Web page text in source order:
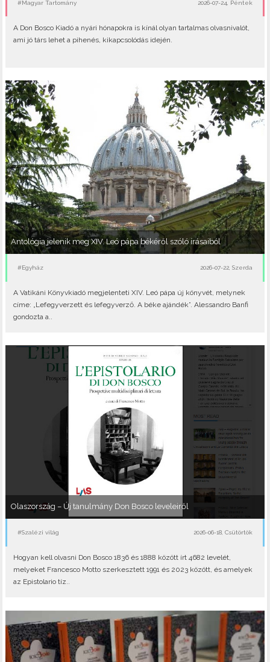
#Magyar Tartomány 2026-07-24, Péntek
A Don Bosco Kiadó a nyári hónapokra is kínál olyan tartalmas olvasnivalót,
ami jó társ lehet a pihenés, kikapcsolódás idején.
Antológia jelenik meg XIV. Leó pápa békéről szóló írásaiból
#Egyház 2026-07-22, Szerda
A Vatikáni Könyvkiadó megjelenteti XIV. Leó pápa új könyvét, melynek
címe: „Lefegyverzett és lefegyverző. A béke ajándék”. Alessandro Banfi
gondozta a..
Olaszország – Új tanulmány Don Bosco leveleiről
#Szalézi világ 2026-06-18, Csütörtök
Hogyan kell olvasni Don Bosco 1836 és 1888 között írt 4682 levelét,
melyeket Francesco Motto szerkesztett 1991 és 2023 között, és amelyek
az Epistolario tíz..